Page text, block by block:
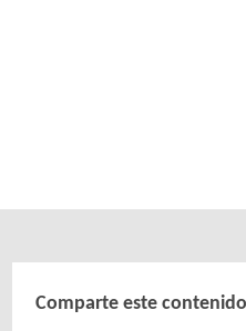
Comparte este contenido